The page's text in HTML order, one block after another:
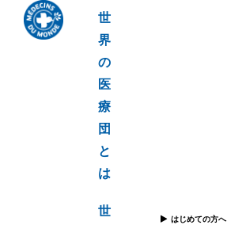
世
界
の
医
療
団
と
は
世
はじめての方へ